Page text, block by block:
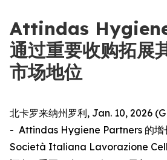
Attindas
通过重要收购拓展
市场地位
北卡罗来纳州罗利, Jan. 10, 2026
- Attindas Hygiene Partners 的增
Società Italiana Lavorazione